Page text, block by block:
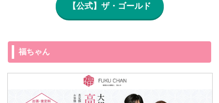
【公式】ザ・ゴールド
福ちゃん